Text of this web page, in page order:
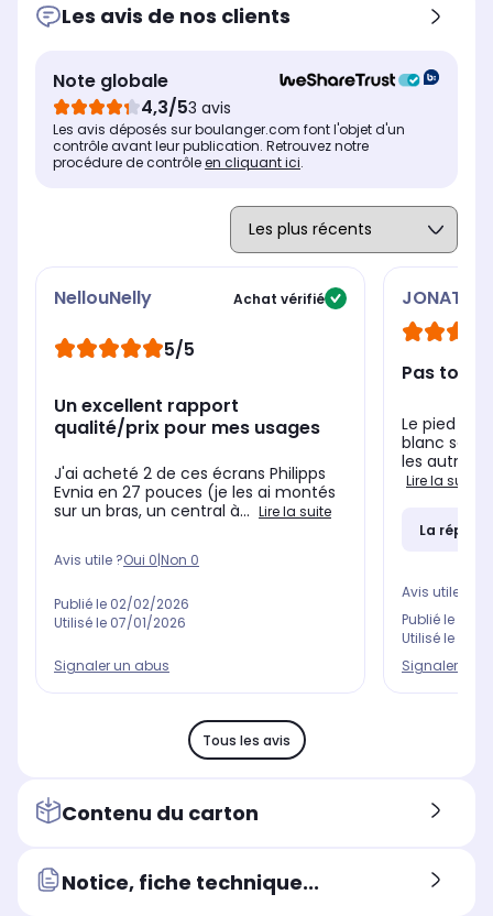
Résolution
Définition
QHD : Propose un excellent
équilibre entre espace de
travail étendu pour vos
applications et rendu visuel
Définition
finement détaillée,
particulièrement adaptée à
la création de contenu
grands écrans.
Les avis de nos clients
Note globale
4,3/53 avis
Les avis déposés sur boulanger.com font l'objet d'un
contrôle avant leur publication. Retrouvez notre
procédure de contrôleen cliquant ici.
NellouNelly Achat vérifié
5/5
Un excellent rapport
qualité/prix pour mes usages
J'ai acheté 2 de ces écrans Philipps
Evnia en 27 pouces (je les ai montés
sur un bras, un central à... Lire la suite
Avis utile ?Oui 0|Non 0
Publié le 02/02/2026
Utilisé le 07/01/2026
Signaler un abus
Pas top
Le pied
blanc sont
les autres
Lire la suite
La
Avis utile ?
Publié le
Utilisé le
Signaler un
Tous les avis
Contenu du carton
Notice, fiche technique...